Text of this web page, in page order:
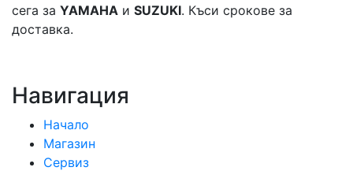
сега за YAMAHA и SUZUKI. Къси срокове за
доставка.
Навигация
Начало
Магазин
Сервиз